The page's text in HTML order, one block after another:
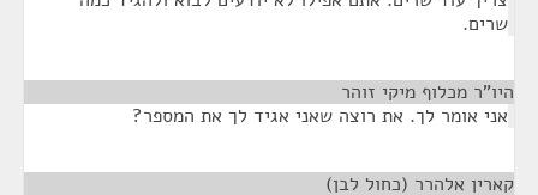
שרים.
היו"ר מכלוף מיקי זוהר
אני אומר לך. את רוצה שאני אגיד לך את המספר?
קארין אלהרר (כחול לבן)